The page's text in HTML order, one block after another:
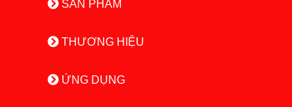
SẢN PHẨM
THƯƠNG HIỆU
ỨNG DỤNG